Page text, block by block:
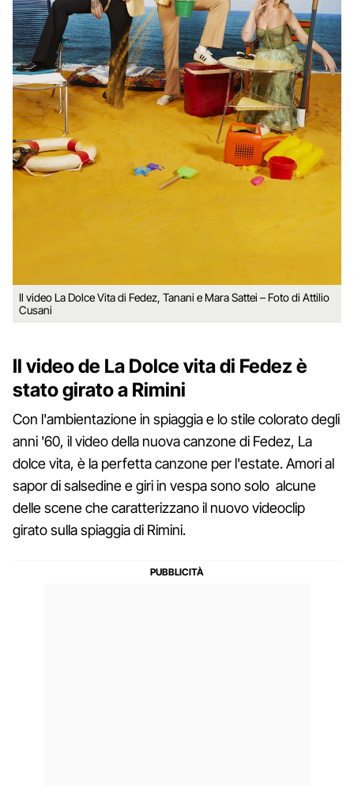
Il video La Dolce Vita di Fedez, Tanani e Mara Sattei – Foto di Attilio
Cusani
Il video de La Dolce vita di Fedez è
stato girato a Rimini
Con l'ambientazione in spiaggia e lo stile colorato degli
anni '60, il video della nuova canzone di Fedez, La
dolce vita, è la perfetta canzone per l'estate. Amori al
sapor di salsedine e giri in vespa sono solo alcune
delle scene che caratterizzano il nuovo videoclip
girato sulla spiaggia di Rimini.